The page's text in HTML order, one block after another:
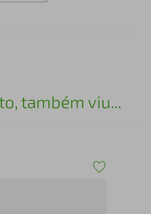
também viu...